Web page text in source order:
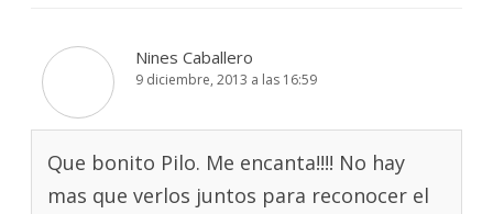
Nines Caballero
9 diciembre, 2013 a las 16:59
Que bonito Pilo. Me encanta!!!! No hay
mas que verlos juntos para reconocer el